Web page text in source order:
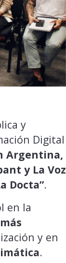
y
Digital
Argentina,
y La Voz
Docta”.
en la
y en
.